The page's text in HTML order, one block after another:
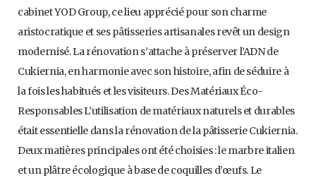
cabinet YOD Group, ce lieu apprécié pour son charme
aristocratique et ses pâtisseries artisanales revêt un design
modernisé. La rénovation s’attache à préserver l’ADN de
Cukiernia, en harmonie avec son histoire, afin de séduire à
la fois les habitués et les visiteurs. Des Matériaux Éco-
Responsables L’utilisation de matériaux naturels et durables
était essentielle dans la rénovation de la pâtisserie Cukiernia.
Deux matières principales ont été choisies : le marbre italien
et un plâtre écologique à base de coquilles d’œufs. Le